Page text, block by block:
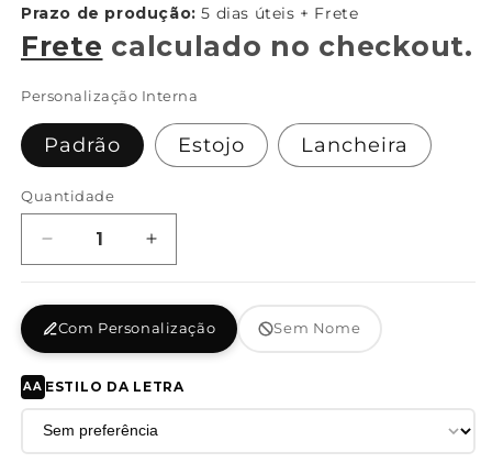
Prazo de produção: 5 dias úteis + Frete
Frete calculado no checkout.
Personalização Interna
Padrão Estojo Lancheira
Quantidade
Diminuir
a
de
Shoulder
G
As
Aumentar
a
de
Shoulder
G
As
Com Personalização Sem Nome
AA ESTILO DA LETRA